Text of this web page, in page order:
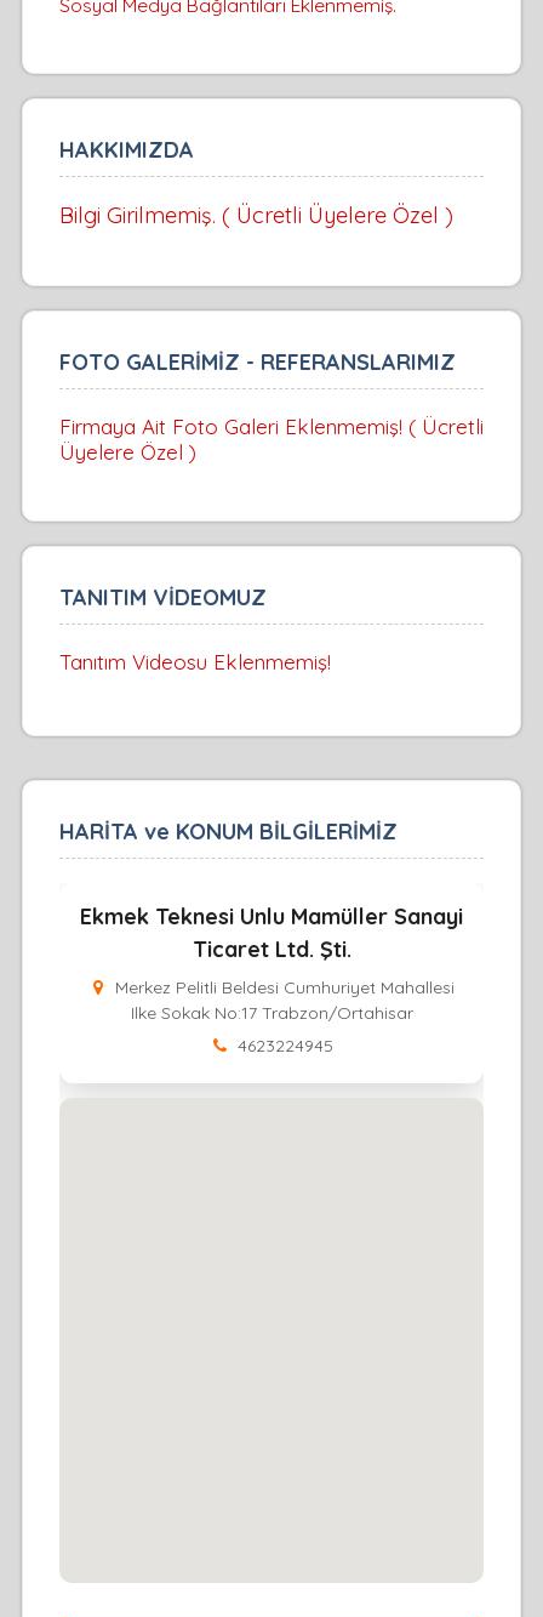
Sosyal Medya Bağlantıları Eklenmemiş.
HAKKIMIZDA
Bilgi Girilmemiş. ( Ücretli Üyelere Özel )
FOTO GALERİMİZ - REFERANSLARIMIZ
Firmaya Ait Foto Galeri Eklenmemiş! ( Ücretli
Üyelere Özel )
TANITIM VİDEOMUZ
Tanıtım Videosu Eklenmemiş!
HARİTA ve KONUM BİLGİLERİMİZ
Ekmek Teknesi Unlu Mamüller Sanayi
Ticaret Ltd. Şti.
Merkez Pelitli Beldesi Cumhuriyet Mahallesi
Ilke Sokak No:17 Trabzon/Ortahisar
4623224945